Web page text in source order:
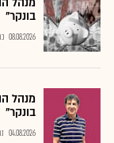
בונקר"
08.08.2026
מנהל
בונקר"
04.08.2026